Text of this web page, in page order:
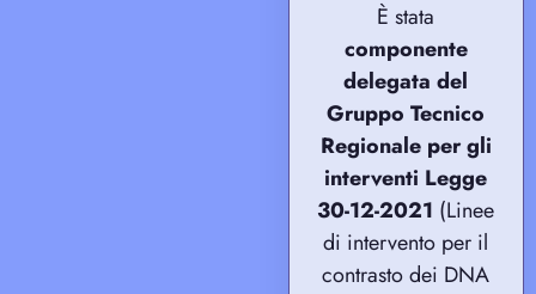
È stata
componente
delegata del
Gruppo Tecnico
Regionale per gli
interventi Legge
30-12-2021 (Linee
di intervento per il
contrasto dei DNA